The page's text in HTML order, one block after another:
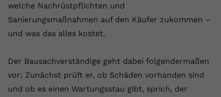
welche Nachrüstpflichten und
Sanierungsmaßnahmen auf den Käufer zukommen –
und was das alles kostet.
Der Bausachverständige geht dabei folgendermaßen
vor: Zunächst prüft er, ob Schäden vorhanden sind
und ob es einen Wartungsstau gibt, sprich, der